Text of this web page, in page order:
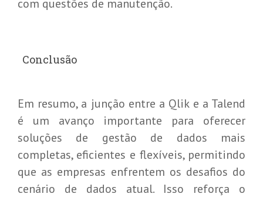
com questões de manutenção.
Conclusão
Em resumo, a junção entre a Qlik e a Talend
é um avanço importante para oferecer
soluções de gestão de dados mais
completas, eficientes e flexíveis, permitindo
que as empresas enfrentem os desafios do
cenário de dados atual. Isso reforça o